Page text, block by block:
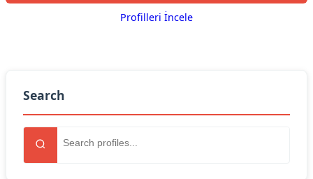
Search
Profilleri İncele